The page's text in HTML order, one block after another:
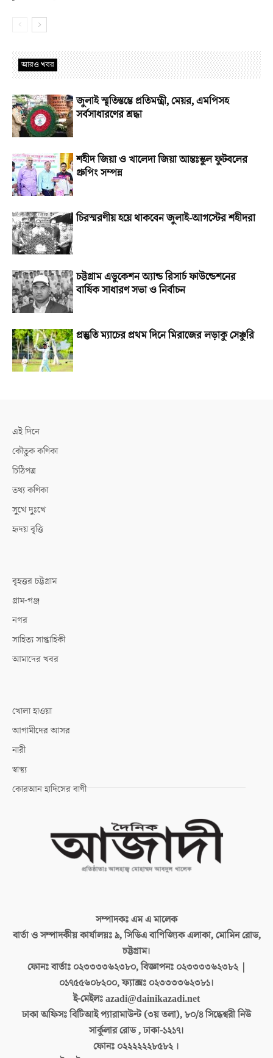
আরও খবর
জুলাই স্মৃতিস্তম্ভে প্রতিমন্ত্রী, মেয়র, এমপিসহ
সর্বসাধারণের শ্রদ্ধা
শহীদ জিয়া ও খালেদা জিয়া আন্তঃস্কুল ফুটবলের
গ্রুপিং সম্পন্ন
চিরস্মরণীয় হয়ে থাকবেন জুলাই-আগস্টের শহীদরা
চট্টগ্রাম এডুকেশন অ্যান্ড রিসার্চ ফাউন্ডেশনের
বার্ষিক সাধারণ সভা ও নির্বাচন
প্রস্তুতি ম্যাচের প্রথম দিনে মিরাজের লড়াকু সেঞ্চুরি
এই দিনে
কৌতুক কণিকা
চিঠিপত্র
তথ্য কণিকা
সুখে দুঃখে
হৃদয় বৃত্তি
বৃহত্তর চট্টগ্রাম
গ্রাম-গঞ্জ
নগর
সাহিত্য সাপ্তাহিকী
আমাদের খবর
খোলা হাওয়া
আগামীদের আসর
নারী
স্বাস্থ্য
কোরআন হাদিসের বাণী
সম্পাদকঃএম এ মালেক
বার্তা ও সম্পাদকীয় কার্যালয়ঃ৯, সিডিএ বাণিজ্যিক এলাকা, মোমিন রোড,
চট্টগ্রাম।
ফোনঃ বার্তাঃ ০২৩৩৩৩৬২৩৮০, বিজ্ঞাপনঃ ০২৩৩৩৩৬২৩৮২ |
০১৭৫৫৬০৮২০০, ফ্যাক্সঃ ০২৩৩৩৩৬২৩৮১।
ই-মেইলঃazadi@dainikazadi.net
ঢাকা অফিসঃবিটিআই প্যারামাউন্ট (৩য় তলা), ৮০/৪ সিদ্ধেশ্বরী নিউ
সার্কুলার রোড , ঢাকা-১২১৭।
ফোনঃ ০২২২২২২৮৫৮২ ।